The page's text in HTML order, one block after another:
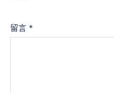
留言 *